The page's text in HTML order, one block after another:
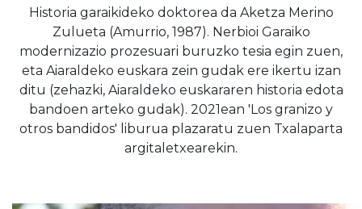
Historia garaikideko doktorea da Aketza Merino
Zulueta (Amurrio, 1987). Nerbioi Garaiko
modernizazio prozesuari buruzko tesia egin zuen,
eta Aiaraldeko euskara zein gudak ere ikertu izan
ditu (zehazki, Aiaraldeko euskararen historia edota
bandoen arteko gudak). 2021ean 'Los granizo y
otros bandidos' liburua plazaratu zuen Txalaparta
argitaletxearekin.